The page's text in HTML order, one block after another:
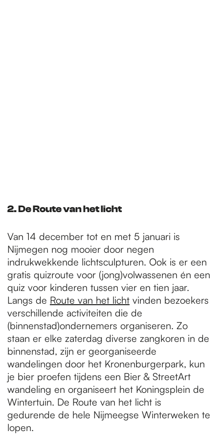
2.De Route van het licht
Van 14 december tot en met 5 januari is
Nijmegen nog mooier door negen
indrukwekkende lichtsculpturen. Ook is er een
gratis quizroute voor (jong)volwassenen én een
quiz voor kinderen tussen vier en tien jaar.
Langs de Route van het licht vinden bezoekers
verschillende activiteiten die de
(binnenstad)ondernemers organiseren. Zo
staan er elke zaterdag diverse zangkoren in de
binnenstad, zijn er georganiseerde
wandelingen door het Kronenburgerpark, kun
je bier proefen tijdens een Bier & StreetArt
wandeling en organiseert het Koningsplein de
Wintertuin. De Route van het licht is
gedurende de hele Nijmeegse Winterweken te
lopen.